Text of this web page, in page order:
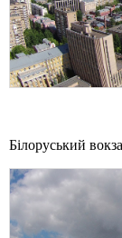
Білоруський